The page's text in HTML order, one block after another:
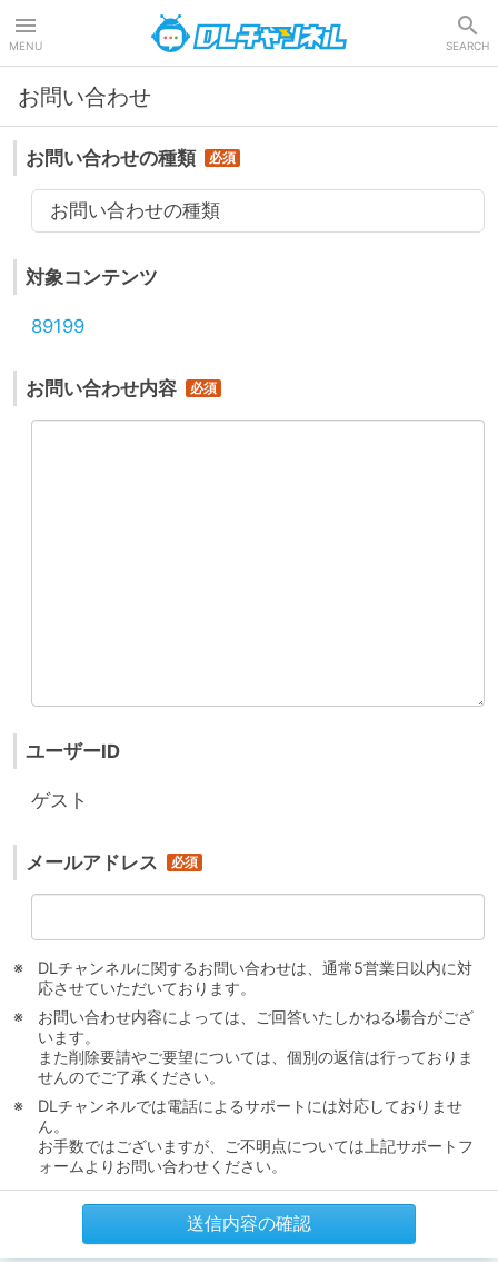
MENU SEARCH
お問い合わせ
お問い合わせの種類
お問い合わせの種類
対象コンテンツ
89199
お問い合わせ内容
ユーザーID
ゲスト
メールアドレス
DLチャンネルに関するお問い合わせは、通常5営業日以内に対
応させていただいております。
お問い合わせ内容によっては、ご回答いたしかねる場合がござ
います。
また削除要請やご要望については、個別の返信は行っておりま
せんのでご了承ください。
DLチャンネルでは電話によるサポートには対応しておりませ
ん。
お手数ではございますが、ご不明点については上記サポートフ
ォームよりお問い合わせください。
送信内容の確認